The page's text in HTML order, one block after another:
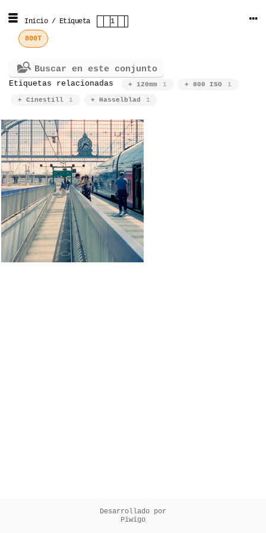
Inicio/ Etiqueta 1
800T
Buscar en este conjunto
Etiquetas relacionadas + 120mm 1 + 800 ISO 1
+ Cinestill 1 + Hasselblad 1
Desarrollado por
Piwigo